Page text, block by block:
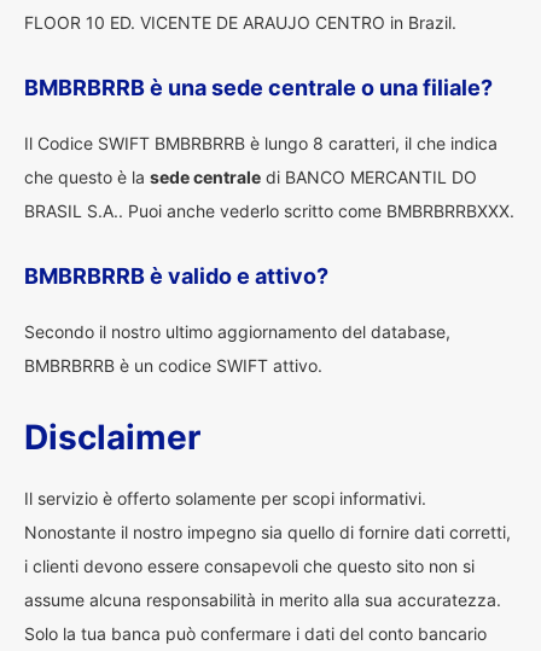
FLOOR 10 ED. VICENTE DE ARAUJO CENTRO in Brazil.
BMBRBRRB è una sede centrale o una filiale?
Il Codice SWIFT BMBRBRRB è lungo 8 caratteri, il che indica
che questo è la sede centrale di BANCO MERCANTIL DO
BRASIL S.A.. Puoi anche vederlo scritto come BMBRBRRBXXX.
BMBRBRRB è valido e attivo?
Secondo il nostro ultimo aggiornamento del database,
BMBRBRRB è un codice SWIFT attivo.
Disclaimer
Il servizio è offerto solamente per scopi informativi.
Nonostante il nostro impegno sia quello di fornire dati corretti,
i clienti devono essere consapevoli che questo sito non si
assume alcuna responsabilità in merito alla sua accuratezza.
Solo la tua banca può confermare i dati del conto bancario